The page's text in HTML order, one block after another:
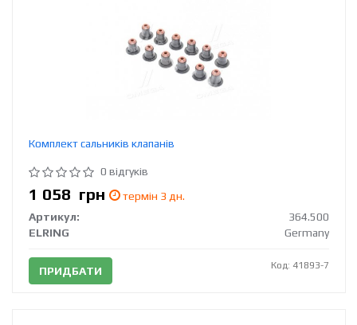
Комплект сальників клапанів
0 відгуків
1 058 грн
термін 3 дн.
Артикул:
364.500
ELRING
Germany
ПРИДБАТИ Код: 41893-7